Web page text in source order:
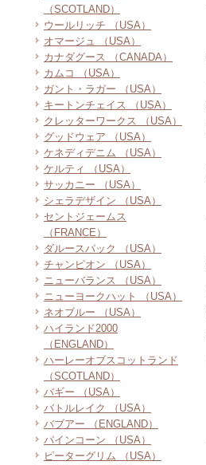
（SCOTLAND）
ウールリッチ （USA）
オマージュ （USA）
カナダグース （CANADA）
カムコ （USA）
ガント・ラガー （USA）
キートンチェイス （USA）
クレッターワークス （USA）
グッドウェア （USA）
ケネディデニム （USA）
ケルティ （USA）
サッカニー （USA）
シェラデザイン （USA）
セントジェームス
（FRANCE）
ダルースパック （USA）
チャンピオン （USA）
ニューバランス （USA）
ニューヨークハット （USA）
ネオブルー （USA）
ハイランド2000
（ENGLAND）
ハーレーオブスコットランド
（SCOTLAND）
バギー （USA）
バトルレイク （USA）
バブアー （ENGLAND）
パインコーン （USA）
ピーターグリム （USA）